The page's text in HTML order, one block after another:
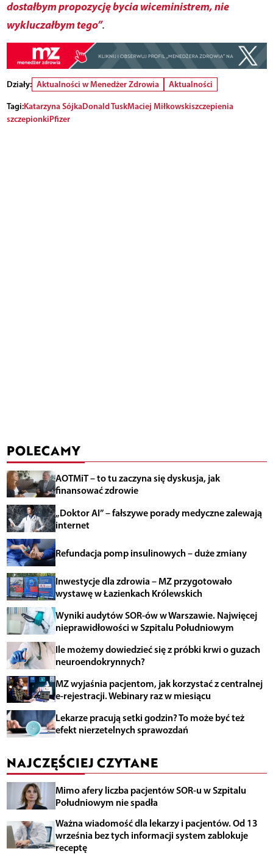
dostałbym propozycję bycia wiceministrem, nie
wykluczałbym tego”.
Działy: Aktualności w Menedżer Zdrowia
Aktualności
Tagi:Katarzyna SójkaDonald TuskMaciej Miłkowskiszczepienia
szczepionkiPfizer
POLECAMY
AOTMiT – to tu zaczyna się dyskusja, jak
finansować zdrowie
„Doktor AI” – fałszywe porady medyczne zalewają
internet
Refundacja pomp insulinowych – duże zmiany
Inwestycje dla zdrowia – MZ przygotowało
wystawę w Łazienkach Królewskich
Wyniki audytów SOR-ów w Warszawie. Najwięcej
nieprawidłowości w Szpitalu Południowym
Ile możemy dowiedzieć się z próbki krwi o guzach
neuroendokrynnych?
MZ wyjaśnia pacjentom, jak korzystać z centralnej
e-rejestracji. Webinary raz w miesiącu
Lekarze pracują setki godzin? To może być też
efekt nierzetelnych sprawozdań
NAJCZĘŚCIEJ CZYTANE
Mimo afery liczba pacjentów SOR-u w Szpitalu
Południowym nie spadła
Ważna wiadomość dla lekarzy i pacjentów. Od 13
września bez tych informacji system zablokuje
receptę